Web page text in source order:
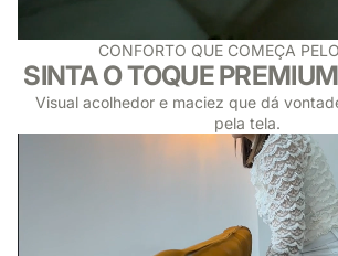
CONFORTO QUE COMEÇA
SINTA O TOQUE
Visual acolhedor e maciez que dá
pela tela.